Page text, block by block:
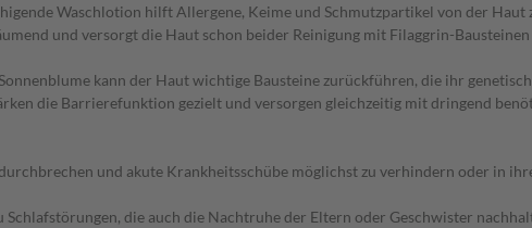
Waschlotion hilft Allergene, Keime und Schmutzpartikel von der Haut
und versorgt die Haut schon beider Reinigung mit Filaggrin-
kann der Haut wichtige Bausteine zurückführen, die ihr
die Barrierefunktion gezielt und versorgen gleichzeitig mit dringend
und akute Krankheitsschübe möglichst zu verhindern oder in
die auch die Nachtruhe der Eltern oder Geschwister